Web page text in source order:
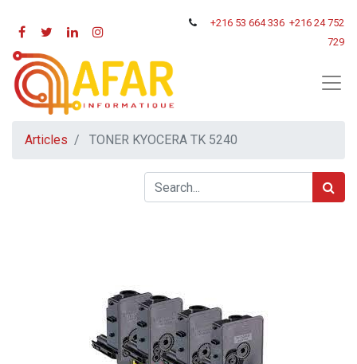
+216 53 664 336 +216 24 752
729
Articles TONER KYOCERA TK 5240